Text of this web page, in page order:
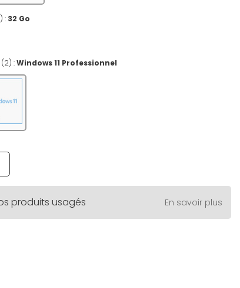
: 32 Go
:Windows 11 Professionnel
produits usagés En savoir plus